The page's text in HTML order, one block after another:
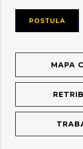
POSTULA
MAPA